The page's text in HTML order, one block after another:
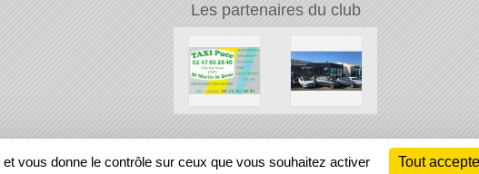
Les partenaires du club
vous donne le contrôle sur ceux que vous souhaitez activer Tout